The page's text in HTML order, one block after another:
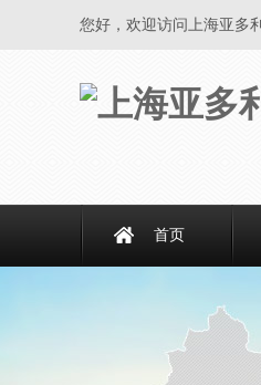
您好，欢迎访问上海亚多
首页